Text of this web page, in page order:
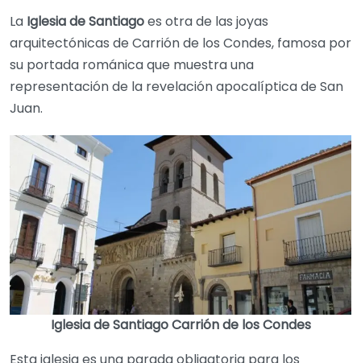
La Iglesia de Santiagoes otra de las joyas
arquitectónicas de Carrión de los Condes, famosa por
su portada románica que muestra una
representación de la revelación apocalíptica de San
Juan.
Iglesia de Santiago Carrión de los Condes